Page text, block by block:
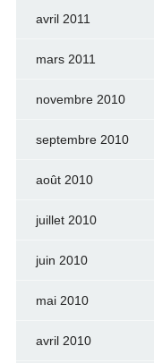
avril 2011
mars 2011
novembre 2010
septembre 2010
août 2010
juillet 2010
juin 2010
mai 2010
avril 2010